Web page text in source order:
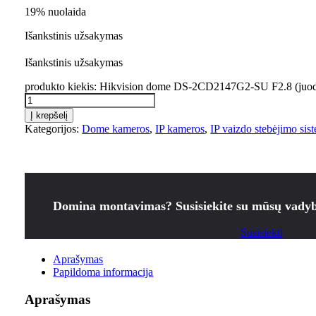
19% nuolaida
Išankstinis užsakymas
Išankstinis užsakymas
produkto kiekis: Hikvision dome DS-2CD2147G2-SU F2.8
Į krepšelį
Kategorijos:Dome kameros,IP kameros,IP vaizdo stebėjimo
Domina montavimas? Susisiekite su mūsų
Susisiekti
Aprašymas
Papildoma informacija
Aprašymas